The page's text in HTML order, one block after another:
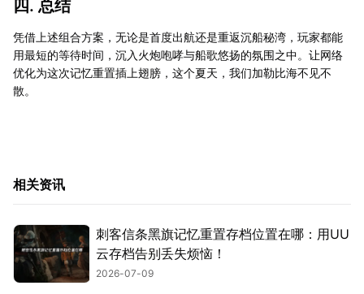
四. 总结
凭借上述组合方案，无论是首度出航还是重返沉船秘湾，玩家都能
用最短的等待时间，沉入火炮咆哮与船歌悠扬的氛围之中。让网络
优化为这次记忆重置插上翅膀，这个夏天，我们加勒比海不见不
散。
相关资讯
刺客信条黑旗记忆重置存档位置在哪：用UU
云存档告别丢失烦恼！
2026-07-09